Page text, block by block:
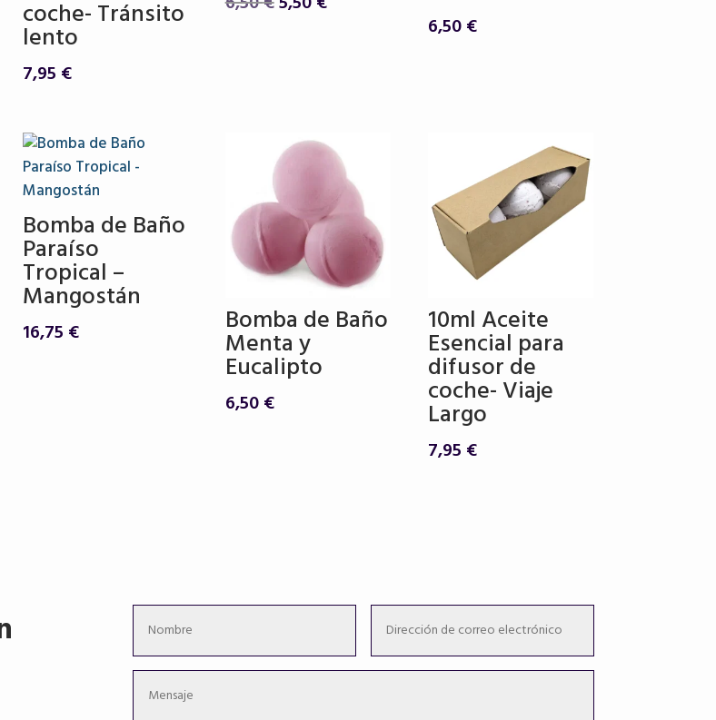
coche- Tránsito
lento
7,95 €
6,50€
Bomba de Baño
Paraíso
Tropical –
Mangostán
16,75 € Bomba de Baño
Menta y
Eucalipto
6,50€
10ml Aceite
Esencial para
difusor de
coche- Viaje
Largo
7,95 €